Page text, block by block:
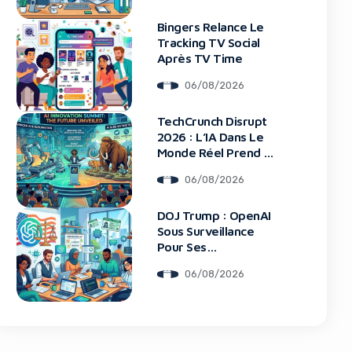
Bingers Relance Le
Tracking TV Social
Après TV Time
06/08/2026
TechCrunch Disrupt
2026 : L’IA Dans Le
Monde Réel Prend La
06/08/2026
DOJ Trump : OpenAI
Sous Surveillance
Pour Ses
06/08/2026